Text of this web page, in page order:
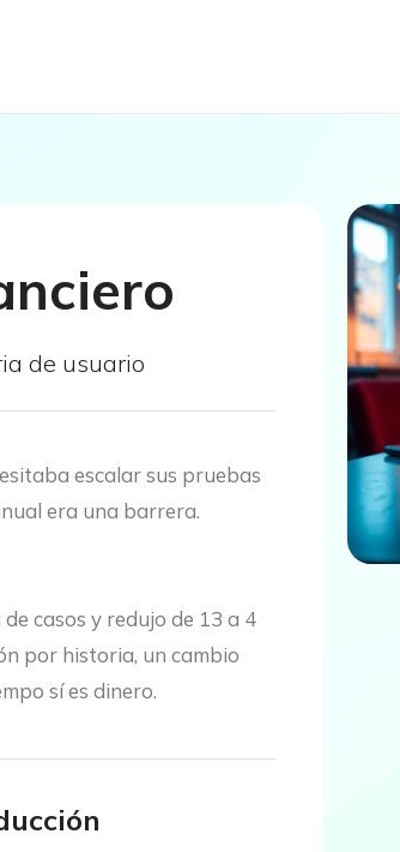
de usuario
escalar sus pruebas
era una barrera.
casos y redujo de 13 a 4
por historia, un cambio
sí es dinero.